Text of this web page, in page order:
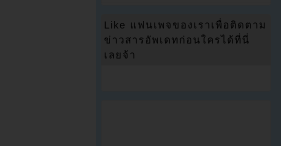
Like แฟนเพจของเราเพื่อติดตาม
ข่าวสารอัพเดทก่อนใครได้ที่นี่
เลยจ้า